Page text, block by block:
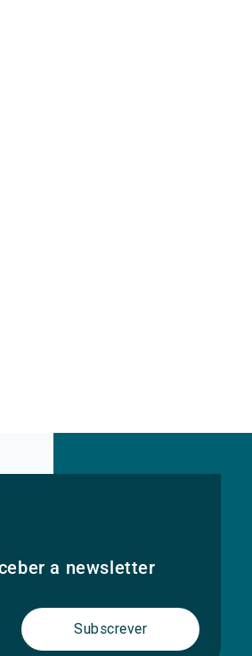
a newsletter
Subscrever